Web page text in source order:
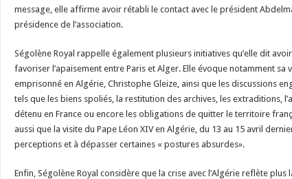
message, elle affirme avoir rétabli le contact avec le président
présidence de l’association.
Ségolène Royal rappelle également plusieurs initiatives qu’elle dit
favoriser l’apaisement entre Paris et Alger. Elle évoque notamment sa
emprisonné en Algérie, Christophe Gleize, ainsi que les discussions
tels que les biens spoliés, la restitution des archives, les extraditions,
détenu en France ou encore les obligations de quitter le territoire
aussi que la visite du Pape Léon XIV en Algérie, du 13 au 15 avril
perceptions et à dépasser certaines « postures absurdes».
Enfin, Ségolène Royal considère que la crise avec l’Algérie reflète